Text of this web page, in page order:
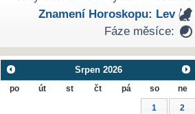
Znamení Horoskopu: Lev
Fáze měsíce:
Srpen 2026
po út st čt pá so ne
1 2